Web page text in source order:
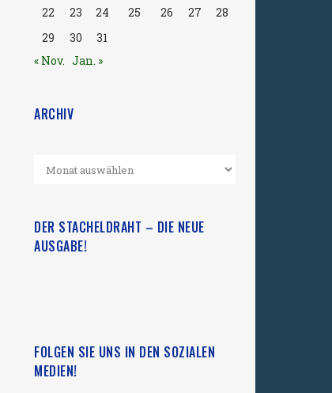
22
23 24 25 26 27
28
29
30
31
« Nov. Jan. »
ARCHIV
DER STACHELDRAHT – DIE NEUE
AUSGABE!
FOLGEN SIE UNS IN DEN SOZIALEN
MEDIEN!